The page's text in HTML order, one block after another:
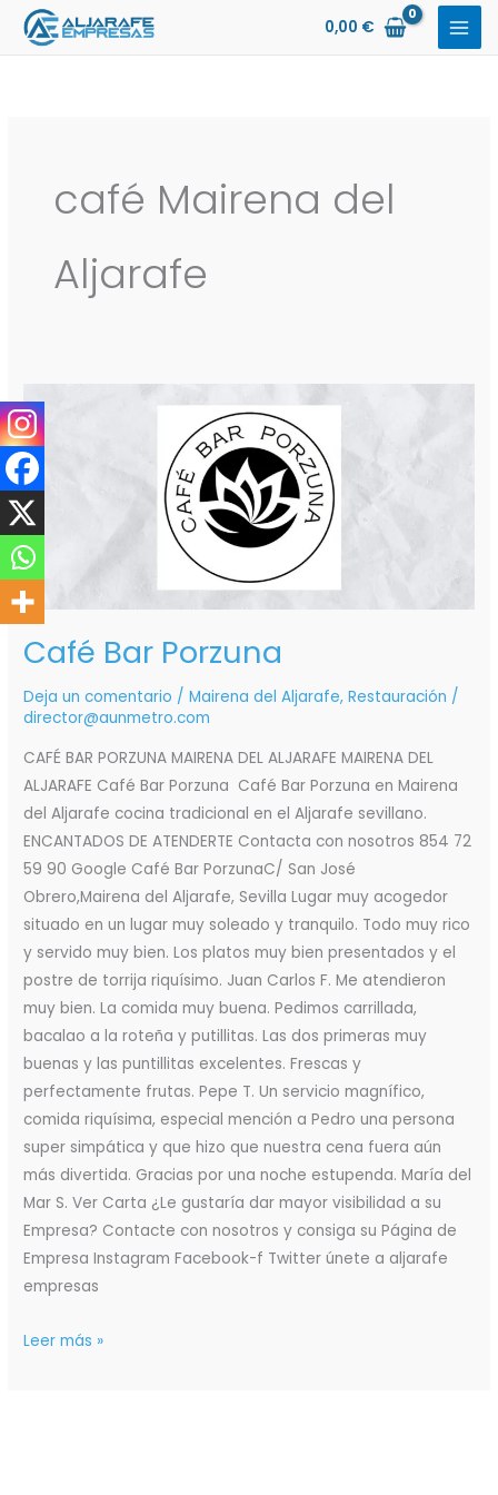
0,00 €
café Mairena del
Aljarafe
Café Bar Porzuna
Deja un comentario /Mairena del Aljarafe,Restauración /
director@aunmetro.com
CAFÉ BAR PORZUNA MAIRENA DEL ALJARAFE MAIRENA DEL
ALJARAFE Café Bar Porzuna Café Bar Porzuna en Mairena
del Aljarafe cocina tradicional en el Aljarafe sevillano.
ENCANTADOS DE ATENDERTE Contacta con nosotros 854 72
59 90 Google Café Bar PorzunaC/ San José
Obrero,Mairena del Aljarafe, Sevilla Lugar muy acogedor
situado en un lugar muy soleado y tranquilo. Todo muy rico
y servido muy bien. Los platos muy bien presentados y el
postre de torrija riquísimo. Juan Carlos F. Me atendieron
muy bien. La comida muy buena. Pedimos carrillada,
bacalao a la roteña y putillitas. Las dos primeras muy
buenas y las puntillitas excelentes. Frescas y
perfectamente frutas. Pepe T. Un servicio magnífico,
comida riquísima, especial mención a Pedro una persona
super simpática y que hizo que nuestra cena fuera aún
más divertida. Gracias por una noche estupenda. María del
Mar S. Ver Carta ¿Le gustaría dar mayor visibilidad a su
Empresa? Contacte con nosotros y consiga su Página de
Empresa Instagram Facebook-f Twitter únete a aljarafe
empresas
Café
Bar
Porzuna
Leer más »